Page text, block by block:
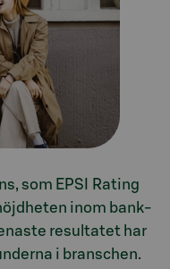
som EPSI Rating
inom bank-
resultatet har
i branschen.